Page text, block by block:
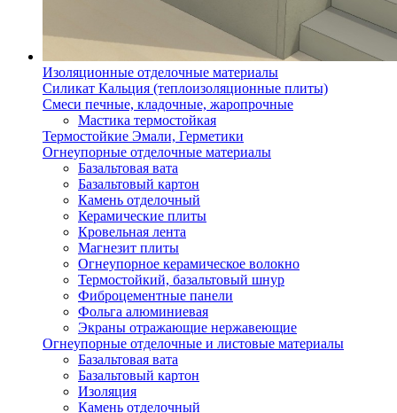
Изоляционные отделочные материалы
Силикат Кальция (теплоизоляционные плиты)
Смеси печные, кладочные, жаропрочные
Мастика термостойкая
Термостойкие Эмали, Герметики
Огнеупорные отделочные материалы
Базальтовая вата
Базальтовый картон
Камень отделочный
Керамические плиты
Кровельная лента
Магнезит плиты
Огнеупорное керамическое волокно
Термостойкий, базальтовый шнур
Фиброцементные панели
Фольга алюминиевая
Экраны отражающие нержавеющие
Огнеупорные отделочные и листовые материалы
Базальтовая вата
Базальтовый картон
Изоляция
Камень отделочный